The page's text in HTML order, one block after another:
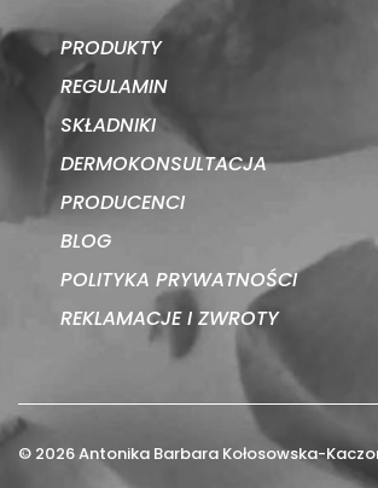
PRODUKTY
REGULAMIN
SKŁADNIKI
DERMOKONSULTACJA
PRODUCENCI
BLOG
POLITYKA PRYWATNOŚCI
REKLAMACJE I ZWROTY
© 2026 Antonika Barbara Kołosowska-